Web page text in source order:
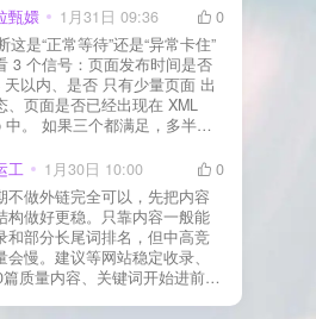
页/接
（结账页和回调接口不应缓存）
错误日志是否有 500/致命错误
解决方案： 放行 wp-
api、支付网关回调 URL（按网
页的缓存与 JS
若使用 Cloudflare：
甄嬛 1月31日 09:36
0
这是“正常等待”还是“异常卡住”
3 个信号：页面发布时间是否
天以内、是否 只有少量页面 出
、页面是否已经出现在 XML
中。 如果三个都满足，多半属
么情况下“等”是没用的？ 以下
不会靠时间自动解决：页面几
链（孤立页）、内容与站内已
度相似、canonical 指向了别的
一主题短时间发布太多相似文
情况下，Google 已经抓取，但
不值得进入索引”。 3) 最有效
预方式（不折腾） 优先做这 3
工 1月30日 10:00
0
不做外链完全可以，先把内容
构做好更稳。只靠内容一般能
和部分长尾词排名，但中高竞
会慢。建议等网站稳定收录、
篇质量内容、关键词开始进前